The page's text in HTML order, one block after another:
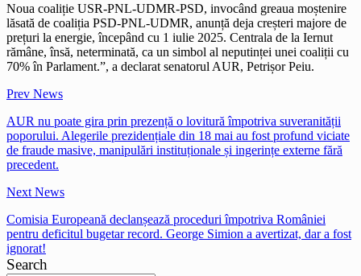
Noua coaliție USR-PNL-UDMR-PSD, invocând greaua moștenire
lăsată de coaliția PSD-PNL-UDMR, anunță deja creșteri majore de
prețuri la energie, începând cu 1 iulie 2025. Centrala de la Iernut
rămâne, însă, neterminată, ca un simbol al neputinței unei coaliții cu
70% în Parlament.”, a declarat senatorul AUR, Petrișor Peiu.
Prev News
AUR nu poate gira prin prezență o lovitură împotriva suveranității
poporului. Alegerile prezidențiale din 18 mai au fost profund viciate
de fraude masive, manipulări instituționale și ingerințe externe fără
precedent.
Next News
Comisia Europeană declanșează proceduri împotriva României
pentru deficitul bugetar record. George Simion a avertizat, dar a fost
ignorat!
Search